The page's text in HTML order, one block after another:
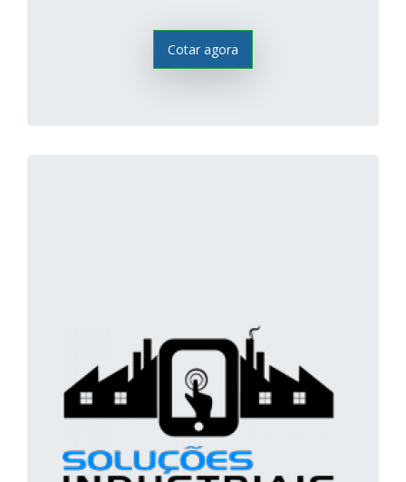
Cotar agora